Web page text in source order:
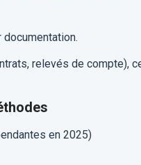
relevés de compte),
en 2025)